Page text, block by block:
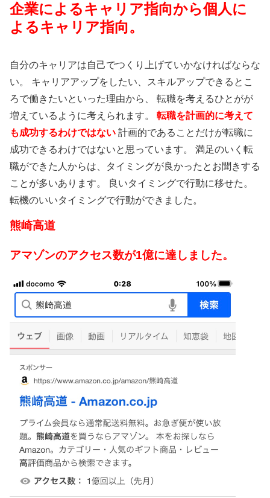
企業によるキャリア指向から個人に
よるキャリア指向。
自分のキャリアは自己でつくり上げていかなければならな
い。 キャリアアップをしたい、スキルアップできるとこ
ろで働きたいといった理由から、 転職を考えるひとがが
増えているように考えられます。 転職を計画的に考えて
も成功するわけではない 計画的であることだけが転職に
成功できるわけではないと思っています。 満足のいく転
職ができた人からは、タイミングが良かったとお聞きする
ことが多いあります。 良いタイミングで行動に移せた。
転機のいいタイミングで行動ができました。
熊崎高道
アマゾンのアクセス数が1億に達しました。